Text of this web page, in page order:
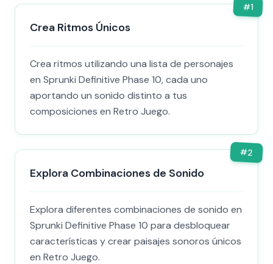
#1
Crea Ritmos Únicos
Crea ritmos utilizando una lista de personajes
en Sprunki Definitive Phase 10, cada uno
aportando un sonido distinto a tus
composiciones en Retro Juego.
#2
Explora Combinaciones de Sonido
Explora diferentes combinaciones de sonido en
Sprunki Definitive Phase 10 para desbloquear
características y crear paisajes sonoros únicos
en Retro Juego.